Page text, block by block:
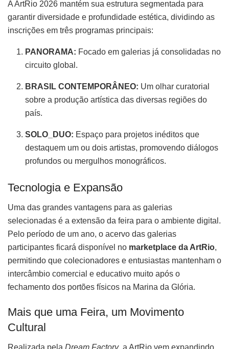
A ArtRio 2026 mantém sua estrutura segmentada para
garantir diversidade e profundidade estética, dividindo as
inscrições em três programas principais:
PANORAMA: Focado em galerias já consolidadas no
circuito global.
BRASIL CONTEMPORÂNEO: Um olhar curatorial
sobre a produção artística das diversas regiões do
país.
SOLO_DUO: Espaço para projetos inéditos que
destaquem um ou dois artistas, promovendo diálogos
profundos ou mergulhos monográficos.
Tecnologia e Expansão
Uma das grandes vantagens para as galerias
selecionadas é a extensão da feira para o ambiente digital.
Pelo período de um ano, o acervo das galerias
participantes ficará disponível no marketplace da ArtRio,
permitindo que colecionadores e entusiastas mantenham o
intercâmbio comercial e educativo muito após o
fechamento dos portões físicos na Marina da Glória.
Mais que uma Feira, um Movimento
Cultural